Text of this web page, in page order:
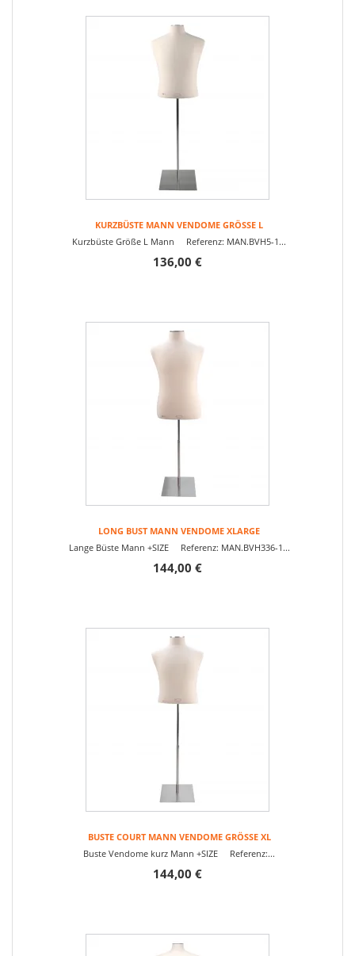
KURZBÜSTE MANN VENDOME GRÖSSE L
Kurzbüste Größe L Mann Referenz: MAN.BVH5-1...
136,00 €
LONG BUST MANN VENDOME XLARGE
Lange Büste Mann +SIZE Referenz: MAN.BVH336-1...
144,00 €
BUSTE COURT MANN VENDOME GRÖSSE XL
Buste Vendome kurz Mann +SIZE Referenz:...
144,00 €